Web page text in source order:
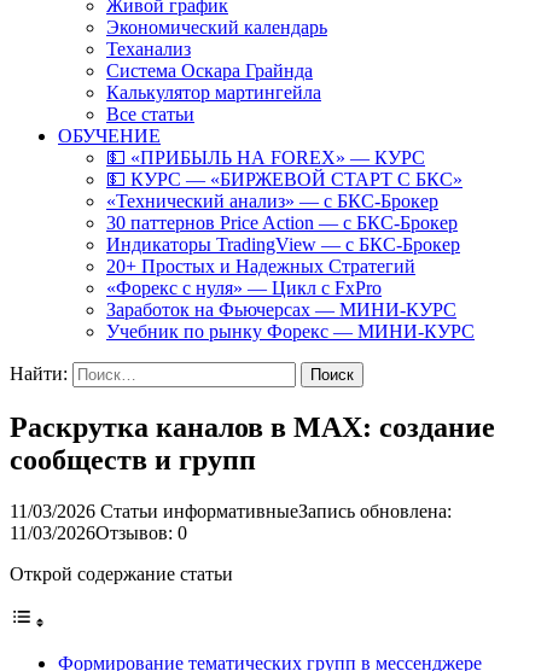
Живой график
Экономический календарь
Теханализ
Система Оскара Грайнда
Калькулятор мартингейла
Все статьи
ОБУЧЕНИЕ
💵 «ПРИБЫЛЬ НА FOREX» — КУРС
💵 КУРС — «БИРЖЕВОЙ СТАРТ С БКС»
«Технический анализ» — с БКС-Брокер
30 паттернов Price Action — с БКС-Брокер
Индикаторы TradingView — с БКС-Брокер
20+ Простых и Надежных Стратегий
«Форекс с нуля» — Цикл с FxPro
Заработок на Фьючерсах — МИНИ-КУРС
Учебник по рынку Форекс — МИНИ-КУРС
Найти:
Раскрутка каналов в MAX: создание
сообществ и групп
11/03/2026 Статьи информативныеЗапись обновлена:
11/03/2026Отзывов: 0
Открой содержание статьи
Формирование тематических групп в мессенджере